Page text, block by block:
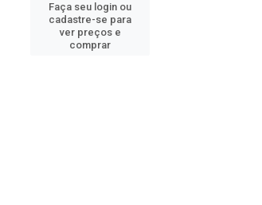
Faça seu login ou
cadastre-se para
ver preços e
comprar